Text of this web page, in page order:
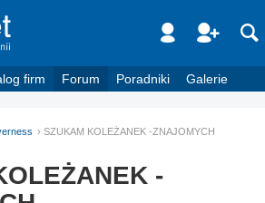
firm Forum Poradniki Galerie
SZUKAM KOLEŻANEK -ZNAJOMYCH
-